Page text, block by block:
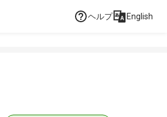
ヘルプ English